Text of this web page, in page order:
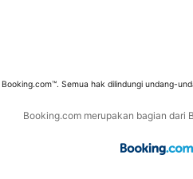
Semua hak dilindungi undang-
Booking.com merupakan bagian dari